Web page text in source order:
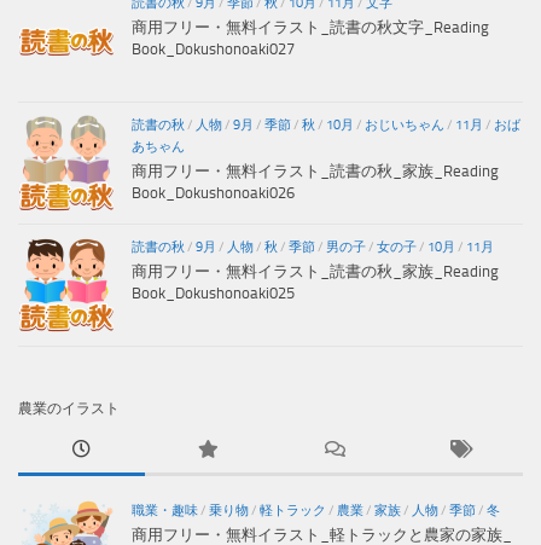
読書の秋 / 9月 / 季節/ 秋 / 10月 / 11月 / 文字
商用フリー・無料イラスト_読書の秋文字_Reading
Book_Dokushonoaki027
読書の秋 / 人物/ 9月 / 季節/ 秋 / 10月 / おじいちゃん / 11月 / おば
あちゃん
商用フリー・無料イラスト_読書の秋_家族_Reading
Book_Dokushonoaki026
読書の秋 / 9月 / 人物/ 秋 / 季節/ 男の子/ 女の子/ 10月 / 11月
商用フリー・無料イラスト_読書の秋_家族_Reading
Book_Dokushonoaki025
農業のイラスト
職業・趣味/ 乗り物/ 軽トラック / 農業/ 家族/ 人物/ 季節/ 冬
商用フリー・無料イラスト_軽トラックと農家の家族_